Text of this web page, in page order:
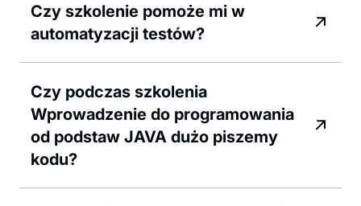
Czy szkolenie pomoże mi w
automatyzacji testów?
Czy podczas szkolenia
Wprowadzenie do programowania
od podstaw JAVA dużo piszemy
kodu?